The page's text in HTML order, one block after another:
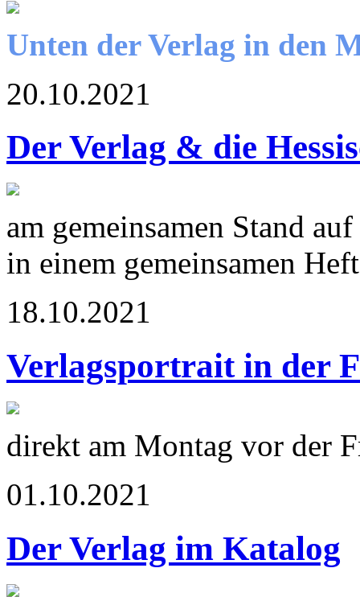
Unten der Verlag in den
20.10.2021
Der Verlag & die
am gemeinsamen Stand
in einem gemeinsamen
18.10.2021
Verlagsportrait in der
direkt am Montag vor der
01.10.2021
Der Verlag im Katalog